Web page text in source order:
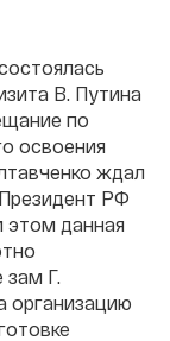
В. Путина
по
освоения
ждал
РФ
этом данная
Г.
организацию